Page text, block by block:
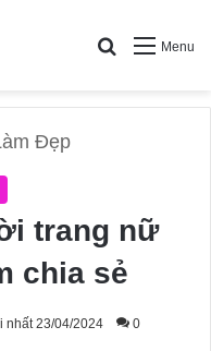
Menu
Search for
Đẹp
trang nữ
chia sẻ
nhất 23/04/2024 0